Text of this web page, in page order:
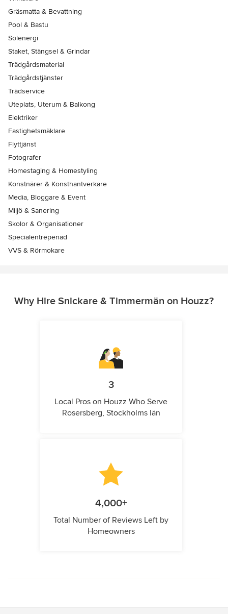
Gräsmatta & Bevattning
Pool & Bastu
Solenergi
Staket, Stängsel & Grindar
Trädgårdsmaterial
Trädgårdstjänster
Trädservice
Uteplats, Uterum & Balkong
Elektriker
Fastighetsmäklare
Flyttjänst
Fotografer
Homestaging & Homestyling
Konstnärer & Konsthantverkare
Media, Bloggare & Event
Miljö & Sanering
Skolor & Organisationer
Specialentrepenad
VVS & Rörmokare
Why Hire Snickare & Timmermän on Houzz?
3
Local Pros on Houzz Who Serve
Rosersberg, Stockholms län
4,000+
Total Number of Reviews Left by
Homeowners